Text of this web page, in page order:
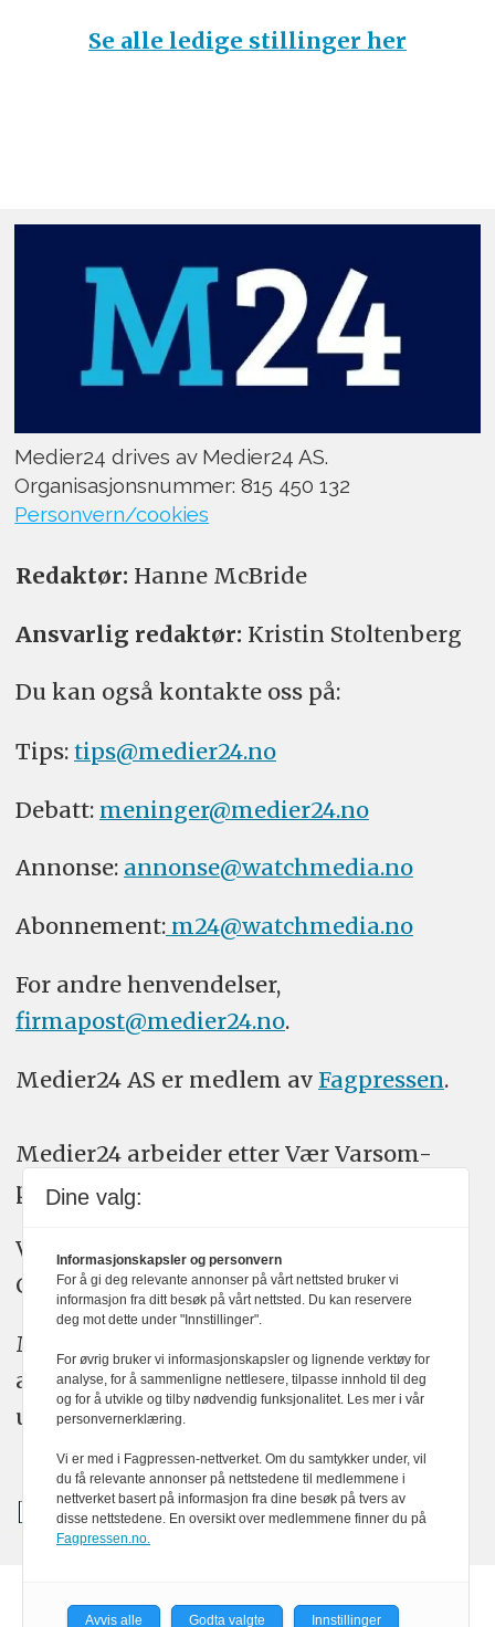
Se alle ledige stillinger her
Medier24 drives av Medier24 AS.
Organisasjonsnummer: 815 450 132
Personvern/cookies
Redaktør: Hanne McBride
Ansvarlig redaktør: Kristin Stoltenberg
Du kan også kontakte oss på:
Tips: tips@medier24.no
Debatt: meninger@medier24.no
Annonse: annonse@watchmedia.no
Abonnement:m24@watchmedia.no
For andre henvendelser,
firmapost@medier24.no.
Medier24 AS er medlem av Fagpressen.
Medier24 arbeider etter Vær Varsom-
plakatens regler for god presseskikk.
Vi bruker KI-verktøy som ChatGPT,
Claude, og Gemini i journalistikken vår.
Medier24s redaksjon har alltid det fulle
ansvar for publisert innhold, med eller
uten bruk av kunstig intelligens.
Dine valg:
Informasjonskapsler og personvern
For å gi deg relevante annonser på vårt nettsted bruker vi
informasjon fra ditt besøk på vårt nettsted. Du kan reservere
deg mot dette under "Innstillinger".
For øvrig bruker vi informasjonskapsler og lignende verktøy for
analyse, for å sammenligne nettlesere, tilpasse innhold til deg
og for å utvikle og tilby nødvendig funksjonalitet. Les mer i vår
personvernerklæring.
Vi er med i Fagpressen-nettverket. Om du samtykker under, vil
du få relevante annonser på nettstedene til medlemmene i
nettverket basert på informasjon fra dine besøk på tvers av
disse nettstedene. En oversikt over medlemmene finner du på
Fagpressen.no.
Avvis alle Godta valgte Innstillinger